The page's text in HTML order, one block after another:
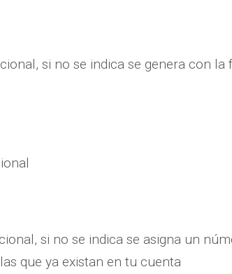
si no se indica se genera con
si no se indica se asigna un
que ya existan en tu cuenta